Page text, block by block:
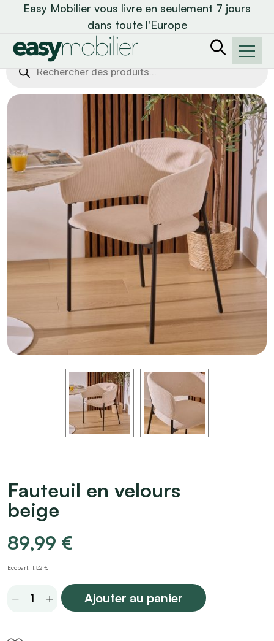
Easy Mobilier vous livre en seulement 7 jours
dans toute l'Europe
Recherche
de
Fauteuil en velours
beige
89,99 €
Ecopart: 1,52 €
Fauteuil
Ajouter au panier